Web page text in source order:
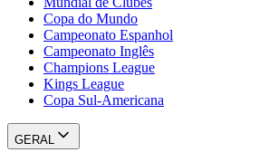
Copa do Mundo
Campeonato Espanhol
Campeonato Inglês
Champions League
Kings League
Copa Sul-Americana
GERAL